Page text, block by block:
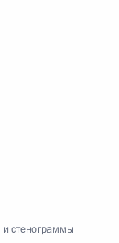
и стенограммы